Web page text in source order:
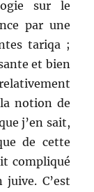
sur le
par une
tariqa ;
et bien
notion de
j’en sait,
de cette
compliqué
C’est